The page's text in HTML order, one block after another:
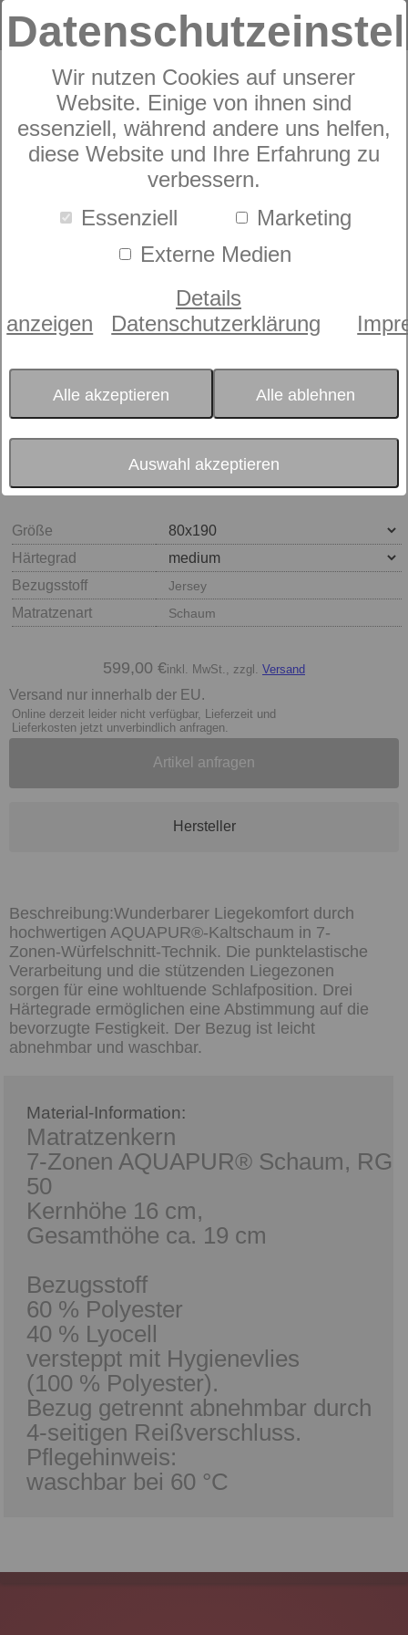
Wir nutzen Cookies auf unserer
Website. Einige von ihnen sind
essenziell, während andere uns helfen,
diese Website und Ihre Erfahrung zu
verbessern.
Essenziell
Marketing
Externe Medien
Details
anzeigen
Datenschutzerklärung
Alle akzeptieren Alle ablehnen
Auswahl akzeptieren
Schaummatratze
Sympathica
Impression S
Größe
Härtegrad
Bezugsstoff
Jersey
Matratzenart Schaum
599,00 €inkl. MwSt., zzgl. Versand
Versand nur innerhalb der EU.
Online derzeit leider nicht verfügbar, Lieferzeit und
Lieferkosten jetzt unverbindlich anfragen.
Artikel anfragen
Hersteller
Wunderbarer Liegekomfort durch
hochwertigen AQUAPUR®-Kaltschaum in 7-
Zonen-Würfelschnitt-Technik. Die punktelastische
Verarbeitung und die stützenden Liegezonen
sorgen für eine wohltuende Schlafposition. Drei
Härtegrade ermöglichen eine Abstimmung auf die
bevorzugte Festigkeit. Der Bezug ist leicht
abnehmbar und waschbar.
Material-Information:
Matratzenkern
7-Zonen AQUAPUR® Schaum, RG
50
Kernhöhe 16 cm,
Gesamthöhe ca. 19 cm
Bezugsstoff
60 % Polyester
40 % Lyocell
versteppt mit Hygienevlies
(100 % Polyester).
Bezug getrennt abnehmbar durch
4-seitigen Reißverschluss.
Pflegehinweis:
waschbar bei 60 °C